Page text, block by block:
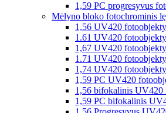
1,59 PC progresyvus
Mėlyno bloko fotochrominis
1,56 UV420
1.61 UV420
1,67 UV420
1.71 UV420
1,74 UV420
1,59 PC UV420
1,56 bifokalinis UV420
1,59 PC bifokalinis